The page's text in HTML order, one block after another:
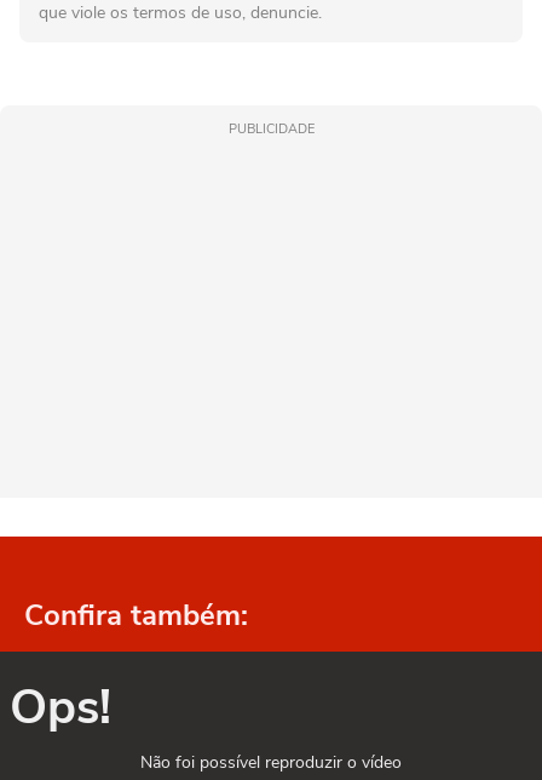
que viole os termos de uso, denuncie.
PUBLICIDADE
Confira também:
Ops!
Não foi possível reproduzir o vídeo